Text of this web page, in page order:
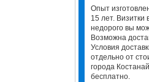
Опыт
15 лет. Визитки
недорого вы
Возможна
Условия
отдельно от
города
бесплатно.